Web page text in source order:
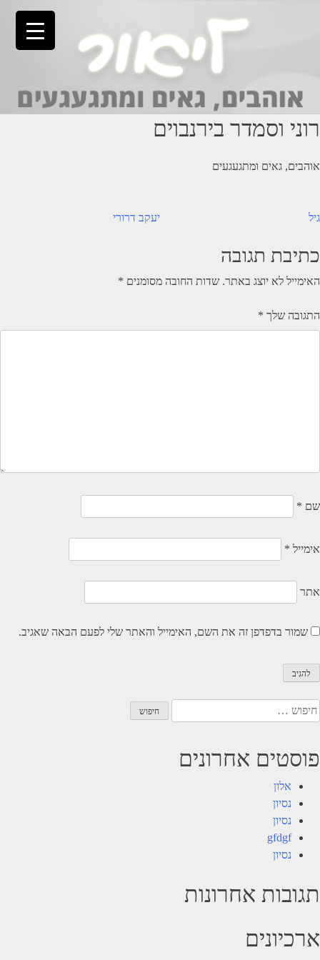
רוני וסמדר בירנבוים
אוהבים, גאים ומתגעגעים
ניווט יעקב דרורי גיל
כתיבת תגובה
האימייל לא יוצג באתר. שדות החובה מסומנים *
התגובה שלך *
שם *
אימייל *
אתר
שמור בדפדפן זה את השם, האימייל והאתר שלי לפעם הבאה שאגיב.
חיפוש:
פוסטים אחרונים
אלון
נסיון
נסיון
gfdgf
נסיון
תגובות אחרונות
ארכיונים